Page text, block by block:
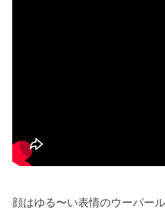
顔はゆる〜い表情のウーパール